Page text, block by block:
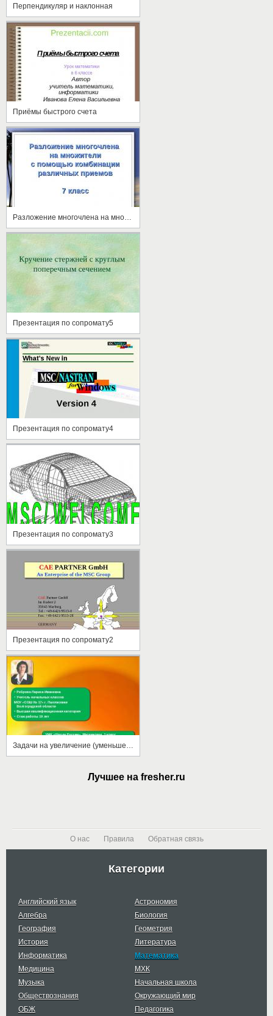
Перпендикуляр и наклонная
Приёмы быстрого счета
Презентация по сопромату5
Презентация по сопромату4
Презентация по сопромату3
Презентация по сопромату2
Лучшее на fresher.ru
О нас Правила Обратная связь
Категории
Английский язык
Астрономия
Алгебра
Биология
География
Геометрия
История
Литература
Информатика
Математика
Медицина
МХК
Музыка
Начальная школа
Обществознания
Окружающий мир
ОБЖ
Педагогика